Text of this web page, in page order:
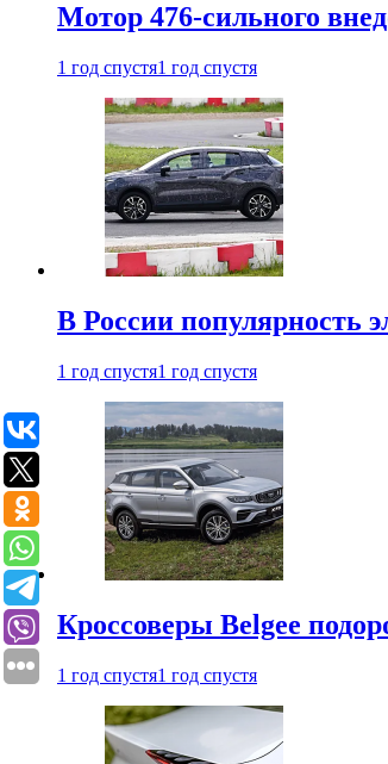
Мотор 476-сильного
1 год спустя1 год спустя
В России популярность
1 год спустя1 год спустя
Кроссоверы Belgee
1 год спустя1 год спустя